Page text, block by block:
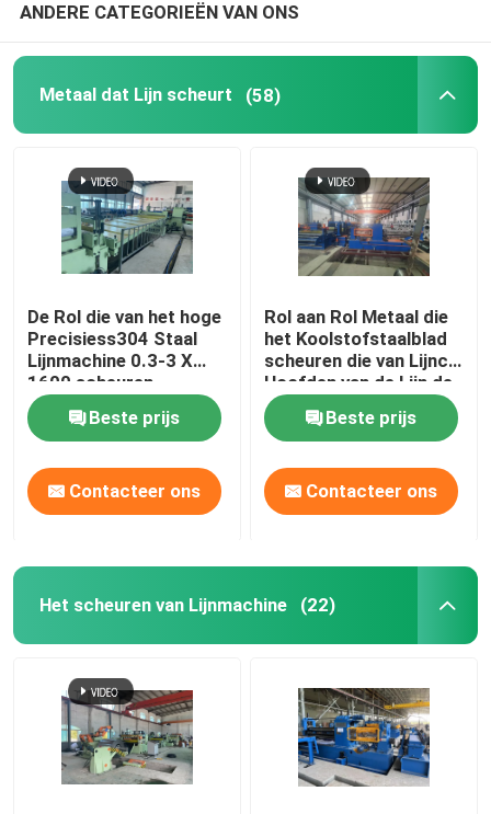
ANDERE CATEGORIEËN VAN ONS
Metaal dat Lijn scheurt (58)
De Rol die van het hoge
Precisiess304 Staal
Lijnmachine 0.3-3 X
1600 scheuren
Beste prijs
Contacteer ons
Rol aan Rol Metaal die
het Koolstofstaalblad
scheuren die van Lijncr
Hoofden van de Lijn de
Dubbele Snijmachine
scheurenBeste prijs
Contacteer ons
Het scheuren van Lijnmachine (22)